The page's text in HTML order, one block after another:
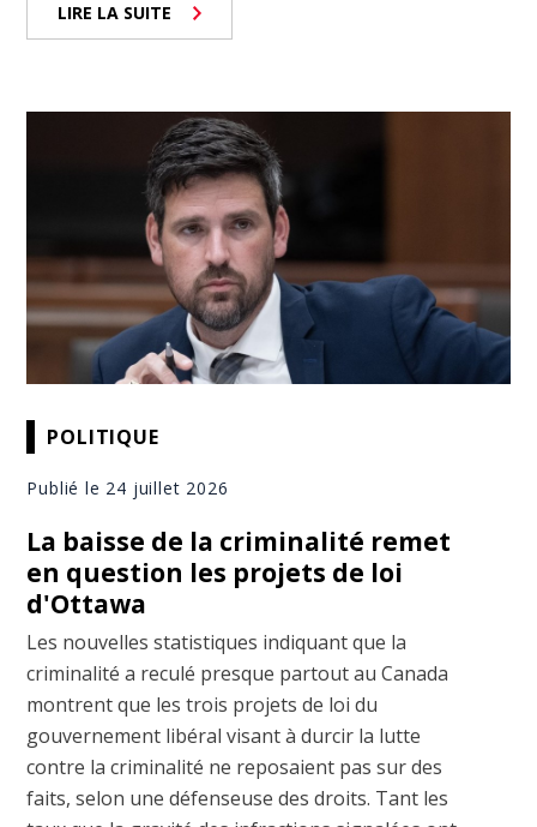
LIRE LA SUITE
POLITIQUE
Publié le 24 juillet 2026
La baisse de la criminalité remet
en question les projets de loi
d'Ottawa
Les nouvelles statistiques indiquant que la
criminalité a reculé presque partout au Canada
montrent que les trois projets de loi du
gouvernement libéral visant à durcir la lutte
contre la criminalité ne reposaient pas sur des
faits, selon une défenseuse des droits. Tant les